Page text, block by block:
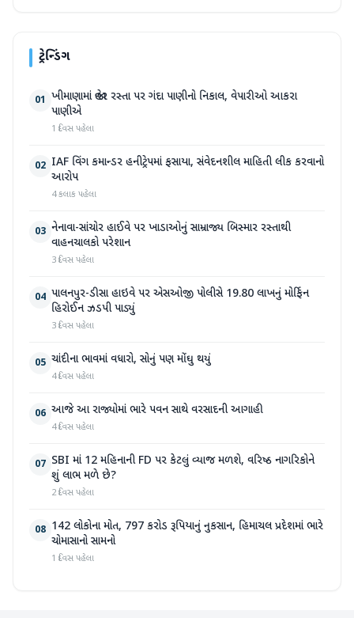
ટ્રેન્ડિંગ
01 ખીમાણામાં જાહેર રસ્તા પર ગંદા પાણીનો નિકાલ, વેપારીઓ આકરા
પાણીએ
1 દિવસ પહેલા
02 IAF વિંગ કમાન્ડર હનીટ્રેપમાં ફસાયા, સંવેદનશીલ માહિતી લીક કરવાનો
આરોપ
4 કલાક પહેલા
03 નેનાવા-સાંચોર હાઈવે પર ખાડાઓનું સામ્રાજ્ય બિસ્માર રસ્તાથી
વાહનચાલકો પરેશાન
3 દિવસ પહેલા
04 પાલનપુર-ડીસા હાઇવે પર એસઓજી પોલીસે 19.80 લાખનું મોર્ફિન
હિરોઈન ઝડપી પાડ્યું
3 દિવસ પહેલા
05 ચાંદીના ભાવમાં વધારો, સોનું પણ મોંઘુ થયું
4 દિવસ પહેલા
06 આજે આ રાજ્યોમાં ભારે પવન સાથે વરસાદની આગાહી
4 દિવસ પહેલા
07 SBI માં 12 મહિનાની FD પર કેટલું વ્યાજ મળશે, વરિષ્ઠ નાગરિકોને
શું લાભ મળે છે?
2 દિવસ પહેલા
08 142 લોકોના મોત, 797 કરોડ રૂપિયાનું નુકસાન, હિમાચલ પ્રદેશમાં ભારે
ચોમાસાનો સામનો
1 દિવસ પહેલા